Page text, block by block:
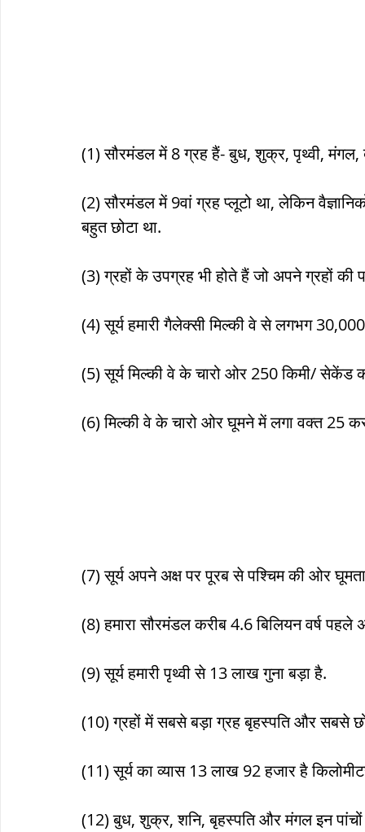
(1) सौरमंडल में 8 ग्रह हैं- बुध, शुक्र, पृथ्वी,
(2) सौरमंडल में 9वां ग्रह प्लूटो था, लेकिन
बहुत छोटा था.
(3) ग्रहों के उपग्रह भी होते हैं जो अपने ग्रहों की
(4) सूर्य हमारी गैलेक्सी मिल्की वे से लगभग
(5) सूर्य मिल्की वे के चारो ओर 250 किमी/ सेकेंड
(6) मिल्की वे के चारो ओर घूमने में लगा वक्त 25
(7) सूर्य अपने अक्ष पर पूरब से पश्चिम की ओर
(8) हमारा सौरमंडल करीब 4.6 बिलियन वर्ष पहले
(9) सूर्य हमारी पृथ्वी से 13 लाख गुना बड़ा है.
(10) ग्रहों में सबसे बड़ा ग्रह बृहस्पति और सबसे
(11) सूर्य का व्यास 13 लाख 92 हजार है
(12) बुध, शुक्र, शनि, बृहस्पति और मंगल इन